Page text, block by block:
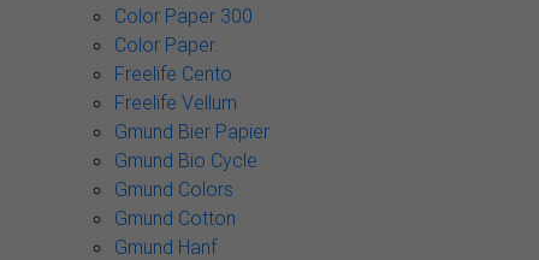
Color Paper 300
Color Paper.
Freelife Cento
Freelife Vellum
Gmund Bier Papier
Gmund Bio Cycle
Gmund Colors
Gmund Cotton
Gmund Hanf